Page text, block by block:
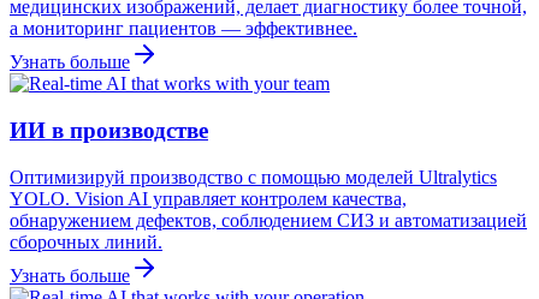
медицинских изображений, делает диагностику более точной,
а мониторинг пациентов — эффективнее.
Узнать больше
ИИ в производстве
Оптимизируй производство с помощью моделей Ultralytics
YOLO. Vision AI управляет контролем качества,
обнаружением дефектов, соблюдением СИЗ и автоматизацией
сборочных линий.
Узнать больше